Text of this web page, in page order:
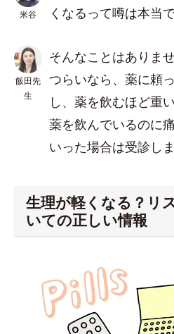
米谷
くなるって噂は本当
飯田先
生
そんなことはありま
つらいなら、薬に頼
し、薬を飲むほど重
薬を飲んでいるのに
いった場合は受診しま
生理が軽くなる？リ
いての正しい情報